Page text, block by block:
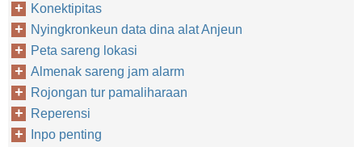
Konektipitas
Nyingkronkeun data dina alat Anjeun
Peta sareng lokasi
Almenak sareng jam alarm
Rojongan tur pamaliharaan
Reperensi
Inpo penting